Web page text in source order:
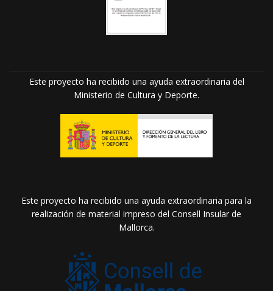
Este proyecto ha recibido una ayuda extraordinaria del
Ministerio de Cultura y Deporte.
Este proyecto ha recibido una ayuda extraordinaria para la
realización de material impreso del Consell Insular de
Mallorca.